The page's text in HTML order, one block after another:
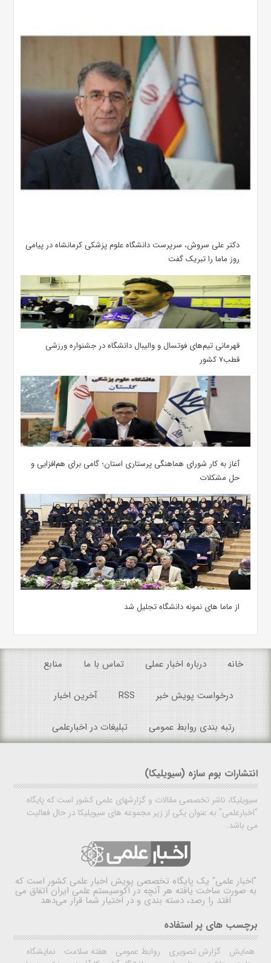
دکتر علی سروش، سرپرست دانشگاه علوم پزشکی کرمانشاه در پیامی
روز ماما را تبریک گفت
قهرمانی تیم‌های فوتسال و والیبال دانشگاه در جشنواره ورزشی
قطب۷ کشور
آغاز به کار شورای هماهنگی پرستاری استان؛ گامی برای هم‌افزایی و
حل مشکلات
از ماما های نمونه دانشگاه تجلیل شد
خانه درباره اخبار عملی تماس با ما منابع
درخواست پویش خبر RSS آخرین اخبار
رتبه بندی روابط عمومی تبلیغات در اخبارعلمی
انتشارات بوم سازه (سیویلیکا)
سیویلیکا، ناشر تخصصی مقالات و گزارشهای علمی کشور است که پایگاه
"اخبارعلمی" به عنوان یکی از زیر مجموعه های سیویلیکا در حال فعالیت
می باشد.
"اخبار علمی" یک پایگاه تخصصی پویش اخبار علمی کشور است که
به صورت ساخت یافته هر آنچه در اکوسیستم علمی ایران اتفاق می
افتد را رصد، دسته بندی و در اختیار شما قرار می‌دهد
برچسب های پر استفاده
همایش گزارش تصویری روابط عمومی هفته سلامت
نمایشگاه